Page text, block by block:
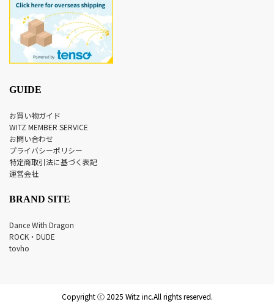
GUIDE
お買い物ガイド
WITZ MEMBER SERVICE
お問い合わせ
プライバシーポリシー
特定商取引法に基づく表記
運営会社
BRAND SITE
Dance With Dragon
ROCK・DUDE
tovho
Copyright ⓒ 2025 Witz inc.All rights reserved.